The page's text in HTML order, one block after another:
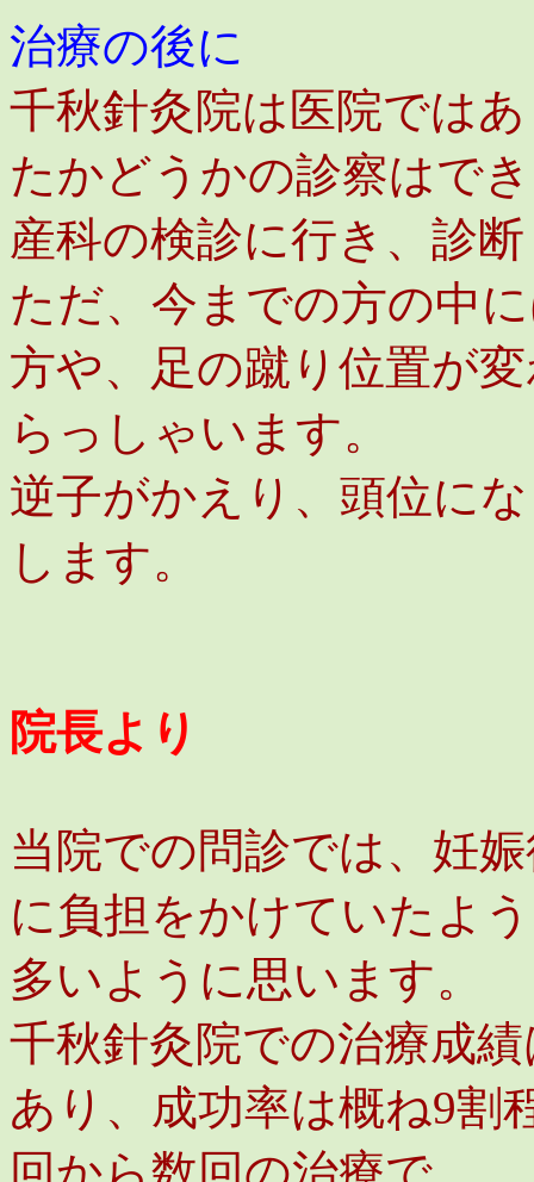
治療の後に
千秋針灸院は医院では
たかどうかの診察はで
産科の検診に行き、診
ただ、今までの方の中
方や、足の蹴り位置が
らっしゃいます。
逆子がかえり、頭位に
します。
院長より
当院での問診では、妊
に負担をかけていたよ
多いように思います。
千秋針灸院での治療成
あり、成功率は概ね9割